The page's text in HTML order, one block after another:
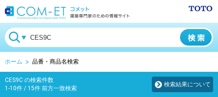
ホーム 品番・商品名検索
CES9C の検索件数
1-10件 / 15件 前方一致検索
検索結果について